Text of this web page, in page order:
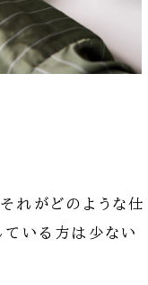
れがどのような仕
ている方は少ない